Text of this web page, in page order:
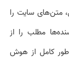
متن‌های سایت را
مطلب را از
طور کامل از هوش